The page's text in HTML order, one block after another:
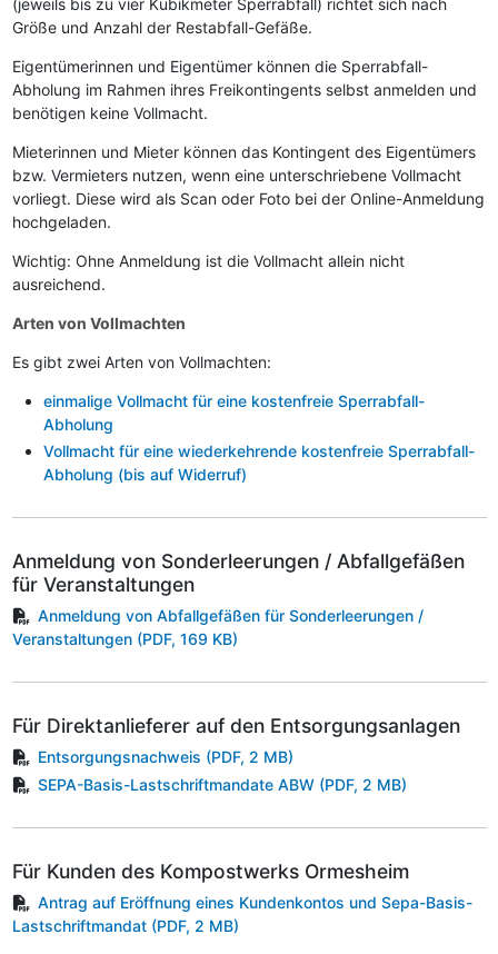
Größe und Anzahl der Restabfall-Gefäße.
Eigentümerinnen und Eigentümer können die Sperrabfall-
Abholung im Rahmen ihres Freikontingents selbst anmelden und
benötigen keine Vollmacht.
Mieterinnen und Mieter können das Kontingent des Eigentümers
bzw. Vermieters nutzen, wenn eine unterschriebene Vollmacht
vorliegt. Diese wird als Scan oder Foto bei der Online-Anmeldung
hochgeladen.
Wichtig: Ohne Anmeldung ist die Vollmacht allein nicht
ausreichend.
Arten von Vollmachten
Es gibt zwei Arten von Vollmachten:
einmalige Vollmacht für eine kostenfreie Sperrabfall-
Abholung
Vollmacht für eine wiederkehrende kostenfreie Sperrabfall-
Abholung (bis auf Widerruf)
Anmeldung von Sonderleerungen / Abfallgefäßen
für Veranstaltungen
Anmeldung von Abfallgefäßen für Sonderleerungen /
Veranstaltungen(PDF, 169 KB)
Für Direktanlieferer auf den Entsorgungsanlagen
Entsorgungsnachweis (PDF, 2 MB)
SEPA-Basis-Lastschriftmandate ABW(PDF, 2 MB)
Für Kunden des Kompostwerks Ormesheim
Antrag auf Eröffnung eines Kundenkontos und Sepa-Basis-
Lastschriftmandat(PDF, 2 MB)